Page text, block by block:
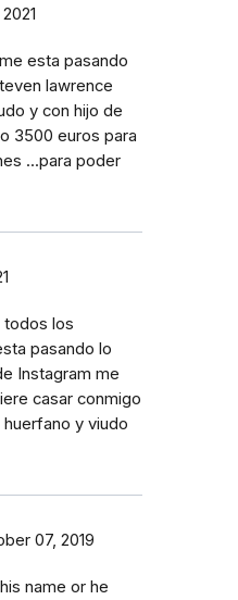
esta pasando
lawrence
y con hijo de
3500 euros para
...para poder
todos los
pasando lo
Instagram me
casar conmigo
huerfano y viudo
07, 2019
name or he